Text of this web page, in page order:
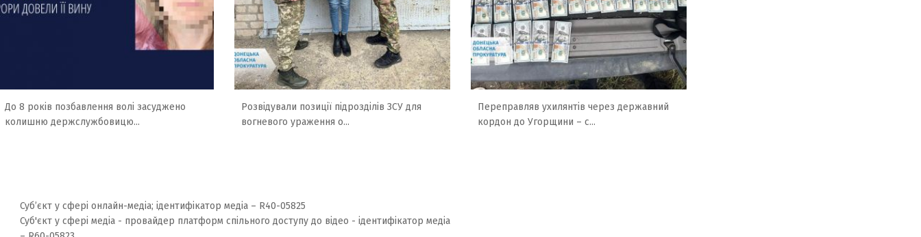
До 8 років позбавлення волі засуджено
колишню держслужбовицю...
Розвідували позиції підрозділів ЗСУ для
вогневого ураження о...
Переправляв ухилянтів через державний
кордон до Угорщини – с...
Суб’єкт у сфері онлайн-медіа; ідентифікатор медіа – R40-05825
Суб'єкт у сфері медіа - провайдер платформ спільного доступу до відео - ідентифікатор медіа